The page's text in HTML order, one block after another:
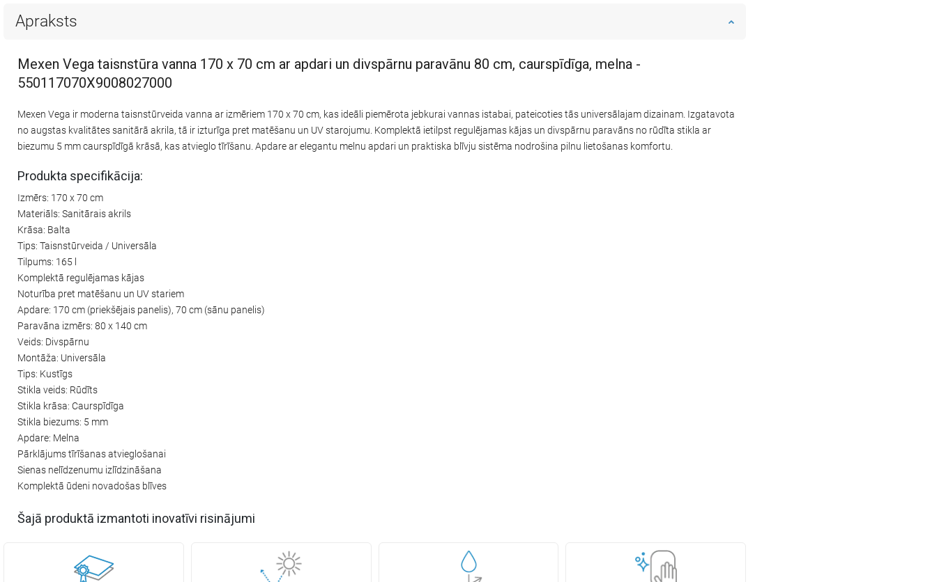
Apraksts
Mexen Vega taisnstūra vanna 170 x 70 cm ar apdari un divspārnu paravānu 80 cm, caurspīdīga, melna -
550117070X9008027000
Mexen Vega ir moderna taisnstūrveida vanna ar izmēriem 170 x 70 cm, kas ideāli piemērota jebkurai vannas istabai, pateicoties tās universālajam dizainam. Izgatavota
no augstas kvalitātes sanitārā akrila, tā ir izturīga pret matēšanu un UV starojumu. Komplektā ietilpst regulējamas kājas un divspārnu paravāns no rūdīta stikla ar
biezumu 5 mm caurspīdīgā krāsā, kas atvieglo tīrīšanu. Apdare ar elegantu melnu apdari un praktiska blīvju sistēma nodrošina pilnu lietošanas komfortu.
Produkta specifikācija:
Izmērs: 170 x 70 cm
Materiāls: Sanitārais akrils
Krāsa: Balta
Tips: Taisnstūrveida / Universāla
Tilpums: 165 l
Komplektā regulējamas kājas
Noturība pret matēšanu un UV stariem
Apdare: 170 cm (priekšējais panelis), 70 cm (sānu panelis)
Paravāna izmērs: 80 x 140 cm
Veids: Divspārnu
Montāža: Universāla
Tips: Kustīgs
Stikla veids: Rūdīts
Stikla krāsa: Caurspīdīga
Stikla biezums: 5 mm
Apdare: Melna
Pārklājums tīrīšanas atvieglošanai
Sienas nelīdzenumu izlīdzināšana
Komplektā ūdeni novadošas blīves
Šajā produktā izmantoti inovatīvi risinājumi